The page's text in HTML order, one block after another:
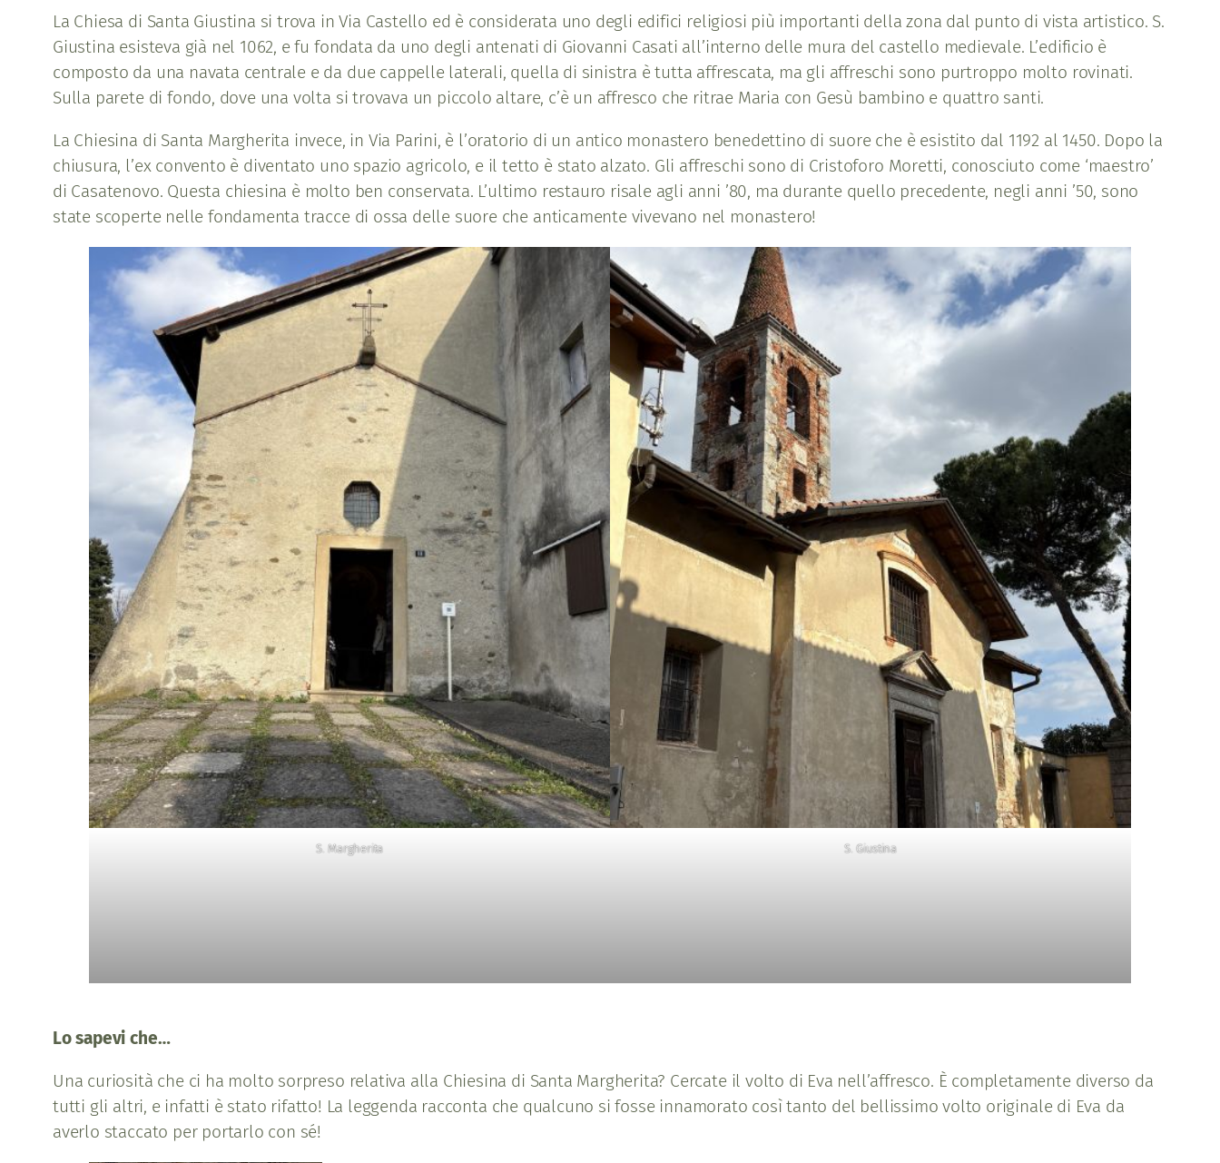
La Chiesa di Santa Giustina si trova in Via Castello ed è considerata uno degli edifici religiosi più importanti della zona dal punto di vista artistico. S.
Giustina esisteva già nel 1062, e fu fondata da uno degli antenati di Giovanni Casati all’interno delle mura del castello medievale. L’edificio è
composto da una navata centrale e da due cappelle laterali, quella di sinistra è tutta affrescata, ma gli affreschi sono purtroppo molto rovinati.
Sulla parete di fondo, dove una volta si trovava un piccolo altare, c’è un affresco che ritrae Maria con Gesù bambino e quattro santi.
La Chiesina di Santa Margherita invece, in Via Parini, è l’oratorio di un antico monastero benedettino di suore che è esistito dal 1192 al 1450. Dopo la
chiusura, l’ex convento è diventato uno spazio agricolo, e il tetto è stato alzato. Gli affreschi sono di Cristoforo Moretti, conosciuto come ‘maestro’
di Casatenovo. Questa chiesina è molto ben conservata. L’ultimo restauro risale agli anni ’80, ma durante quello precedente, negli anni ’50, sono
state scoperte nelle fondamenta tracce di ossa delle suore che anticamente vivevano nel monastero!
S. Margherita S. Giustina
Lo sapevi che…
Una curiosità che ci ha molto sorpreso relativa alla Chiesina di Santa Margherita? Cercate il volto di Eva nell’affresco. È completamente diverso da
tutti gli altri, e infatti è stato rifatto! La leggenda racconta che qualcuno si fosse innamorato così tanto del bellissimo volto originale di Eva da
averlo staccato per portarlo con sé!